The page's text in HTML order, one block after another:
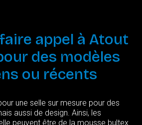
faire appel à Atout
des modèles
ou récents
une selle sur mesure pour des
aussi de design. Ainsi, les
peuvent être de la mousse bultex